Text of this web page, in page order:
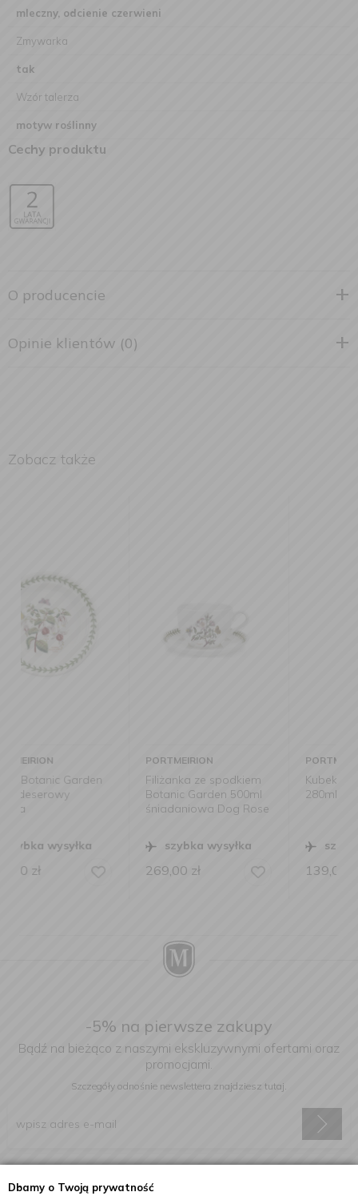
Dbamy o Twoją prywatność
mleczny, odcienie czerwieni
Zmywarka
tak
Wzór talerza
motyw roślinny
Cechy produktu
O producencie
Opinie klientów (0)
Zobacz także
PORTMEIRION
Filiżanka ze spodkiem
Botanic Garden 500ml
śniadaniowa Dog Rose
szybka wysyłka
zł
PORTMEIRION
Kubek Botanic Garden
280ml Speedwell
szybka wysyłka
zł
-5% na pierwsze zakupy
Bądź na bieżąco z naszymi ekskluzywnymi ofertami oraz
promocjami.
Szczegóły odnośnie newslettera znajdziesz tutaj.
elektroniczną na podany adres e-mail.